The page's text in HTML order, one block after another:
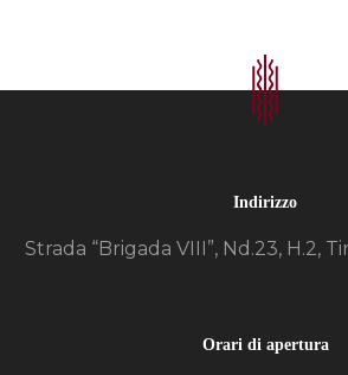
Indirizzo
Strada “Brigada VIII”, Nd.23, H.2,
Orari di apertura